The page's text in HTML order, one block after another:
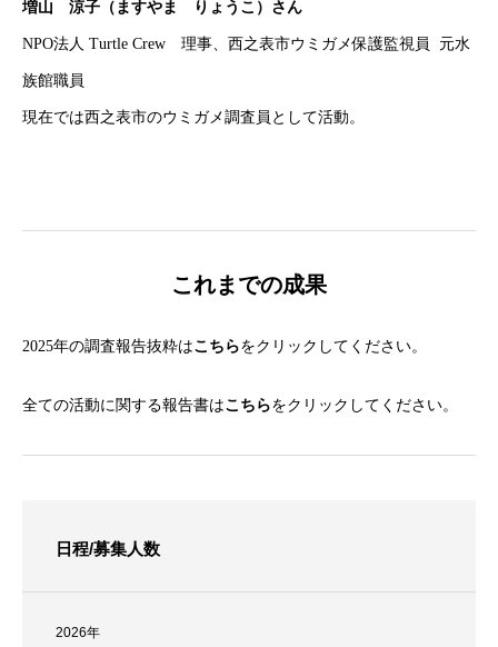
増山 涼子（ますやま りょうこ）さん
NPO法人 Turtle Crew 理事、西之表市ウミガメ保護監視員 元水
族館職員
現在では西之表市のウミガメ調査員として活動。
これまでの成果
2025年の調査報告抜粋はこちらをクリックしてください。
全ての活動に関する報告書はこちらをクリックしてください。
日程/募集人数
2026年